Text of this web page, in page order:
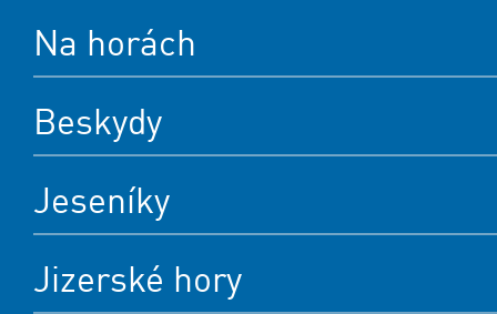
Na horách
Beskydy
Jeseníky
Jizerské hory